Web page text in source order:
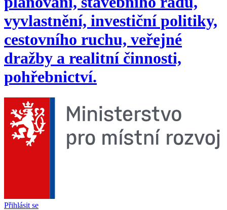
vyvlastnění, investiční politiky,
cestovního ruchu, veřejné
dražby a realitní činnosti,
pohřebnictví.
Přihlásit se